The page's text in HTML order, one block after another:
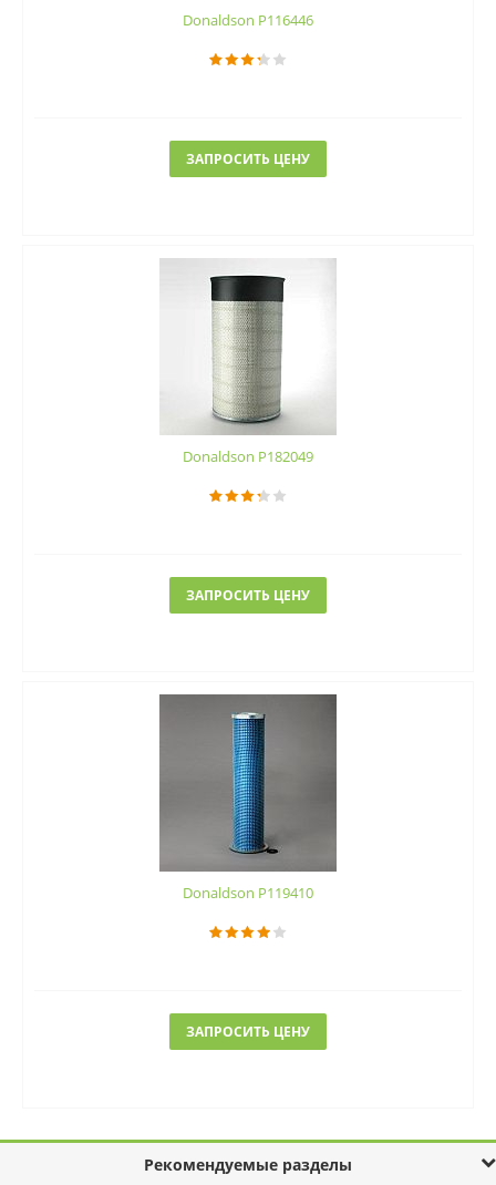
Donaldson P116446
ЗАПРОСИТЬ ЦЕНУ
Donaldson P182049
ЗАПРОСИТЬ ЦЕНУ
Donaldson P119410
ЗАПРОСИТЬ ЦЕНУ
Рекомендуемые разделы